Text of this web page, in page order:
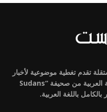
تقدم تغطية موضوعية لأخبار
السودان وجنوب السودان، وهي النسخة العربية من صحيفة “Sudans